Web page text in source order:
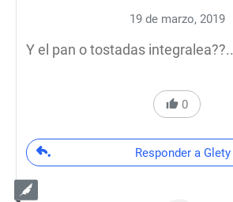
19 de marzo, 2019
Y el pan o tostadas integralea??..
0
Responder a Glety